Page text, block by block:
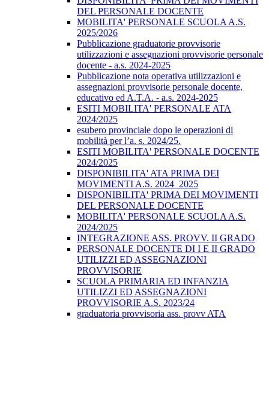
DEL PERSONALE DOCENTE
MOBILITA' PERSONALE SCUOLA A.S.
2025/2026
Pubblicazione graduatorie provvisorie
utilizzazioni e assegnazioni provvisorie personale
docente - a.s. 2024-2025
Pubblicazione nota operativa utilizzazioni e
assegnazioni provvisorie personale docente,
educativo ed A.T.A. - a.s. 2024-2025
ESITI MOBILITA' PERSONALE ATA
2024/2025
esubero provinciale dopo le operazioni di
mobilità per l’a. s. 2024/25.
ESITI MOBILITA' PERSONALE DOCENTE
2024/2025
DISPONIBILITA' ATA PRIMA DEI
MOVIMENTI A.S. 2024_2025
DISPONIBILITA' PRIMA DEI MOVIMENTI
DEL PERSONALE DOCENTE
MOBILITA' PERSONALE SCUOLA A.S.
2024/2025
INTEGRAZIONE ASS. PROVV. II GRADO
PERSONALE DOCENTE DI I E II GRADO
UTILIZZI ED ASSEGNAZIONI
PROVVISORIE
SCUOLA PRIMARIA ED INFANZIA
UTILIZZI ED ASSEGNAZIONI
PROVVISORIE A.S. 2023/24
graduatoria provvisoria ass. provv ATA